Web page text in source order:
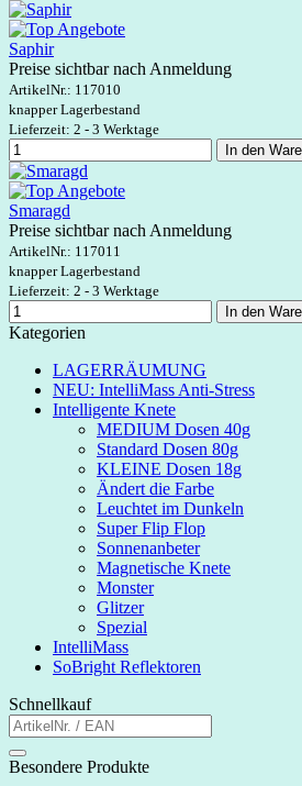
Saphir
Preise sichtbar nach Anmeldung
ArtikelNr.: 117010
knapper Lagerbestand
Lieferzeit: 2 - 3 Werktage
In den
Smaragd
Preise sichtbar nach Anmeldung
ArtikelNr.: 117011
knapper Lagerbestand
Lieferzeit: 2 - 3 Werktage
In den
Kategorien
LAGERRÄUMUNG
NEU: IntelliMass Anti-Stress
Intelligente Knete
MEDIUM Dosen 40g
Standard Dosen 80g
KLEINE Dosen 18g
Ändert die Farbe
Leuchtet im Dunkeln
Super Flip Flop
Sonnenanbeter
Magnetische Knete
Monster
Glitzer
Spezial
IntelliMass
SoBright Reflektoren
Schnellkauf
Besondere Produkte